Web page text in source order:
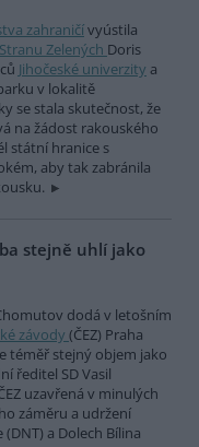
zahraničívyústila
Stranu Zelených Doris
Jihočeské univerzity a
v lokalitě
se stala skutečnost, že
na žádost rakouského
státní hranice s
aby tak zabránila
stejně uhlí jako
dodá v letošním
závody (ČEZ) Praha
téměř stejný objem jako
ředitel SD Vasil
uzavřená v minulých
záměru a udržení
a Dolech Bílina